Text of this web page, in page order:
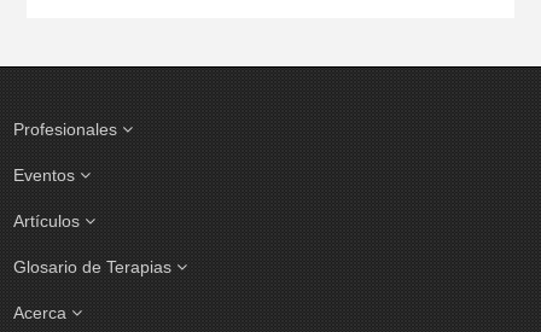
Profesionales
Eventos
Artículos
Glosario de Terapias
Acerca